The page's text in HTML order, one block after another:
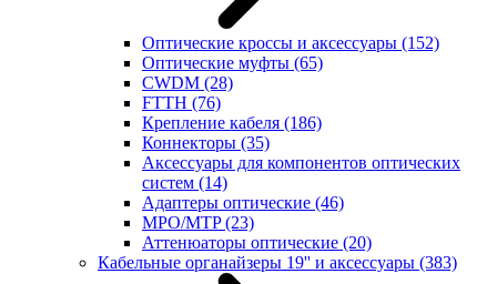
Оптические кроссы и аксессуары (152)
Оптические муфты (65)
CWDM (28)
FTTH (76)
Крепление кабеля (186)
Коннекторы (35)
Аксессуары для компонентов оптических
систем (14)
Адаптеры оптические (46)
MPO/MTP(23)
Аттенюаторы оптические (20)
Кабельные органайзеры 19'' и аксессуары (383)